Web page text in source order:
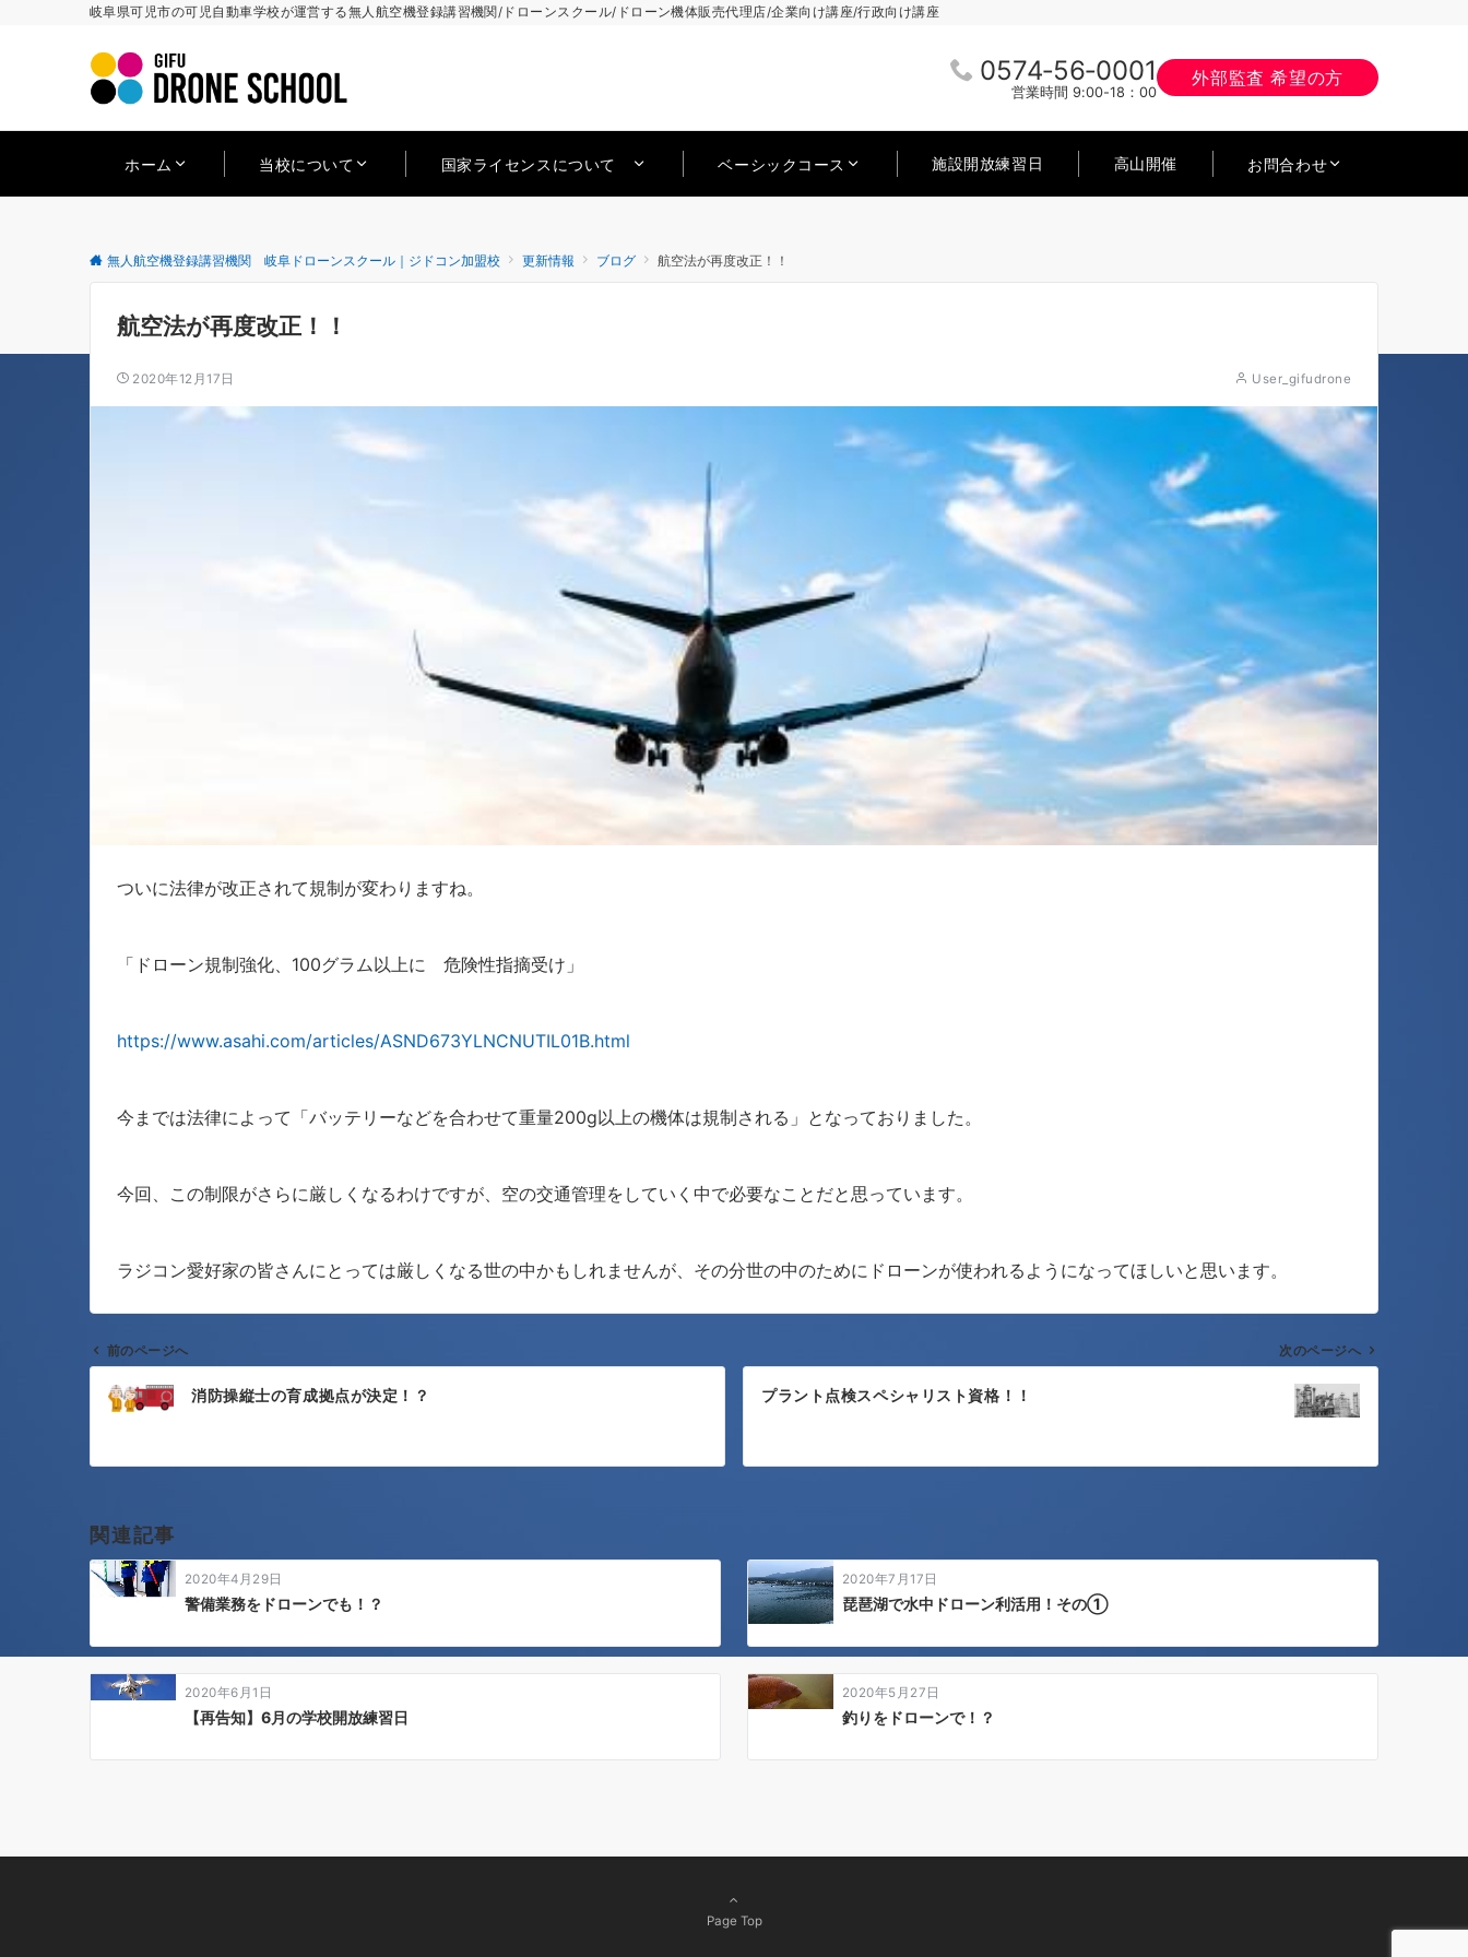
岐阜県可児市の可児自動車学校が運営する無人航空機登録講習機関/ドローンスクール/ドローン機体販売代理店/企業向け講座/行政向け講座
0574‐56‐0001
営業時間 9:00-18：00
外部監査 希望の方
ホーム 当校について 国家ライセンスについて ベーシックコース 施設開放練習日 高山開催 お問合わせ
無人航空機登録講習機関 岐阜ドローンスクール｜ジドコン加盟校 更新情報 ブログ 航空法が再度改正！！
航空法が再度改正！！
2020年12月17日 User_gifudrone
ついに法律が改正されて規制が変わりますね。
「ドローン規制強化、100グラム以上に 危険性指摘受け」
https://www.asahi.com/articles/ASND673YLNCNUTIL01B.html
今までは法律によって「バッテリーなどを合わせて重量200g以上の機体は規制される」となっておりました。
今回、この制限がさらに厳しくなるわけですが、空の交通管理をしていく中で必要なことだと思っています。
ラジコン愛好家の皆さんにとっては厳しくなる世の中かもしれませんが、その分世の中のためにドローンが使われるようになってほしいと思います。
投
ナ
ゲ
ー
ョ
ン
前のページへ
消防操縦士の育成拠点が決定！？
次のページへ
プラント点検スペシャリスト資格！！
関連記事
2020年4月29日
警備業務をドローンでも！？
2020年7月17日
琵琶湖で水中ドローン利活用！その①
2020年6月1日
【再告知】6月の学校開放練習日
2020年5月27日
釣りをドローンで！？
Page Top